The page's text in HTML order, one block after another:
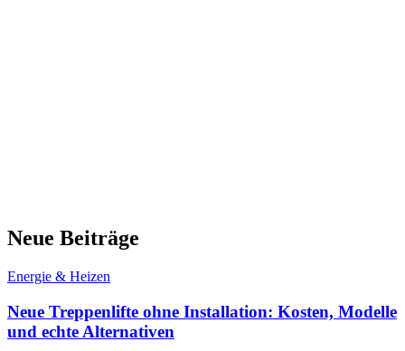
Neue Beiträge
Energie & Heizen
Neue Treppenlifte ohne Installation: Kosten, Modelle
und echte Alternativen